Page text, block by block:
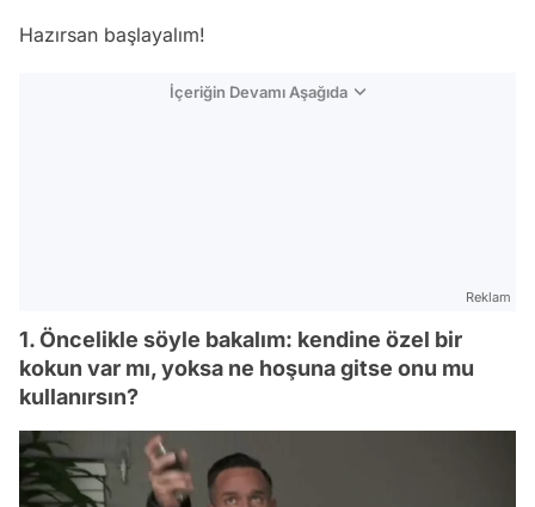
Hazırsan başlayalım!
İçeriğin Devamı Aşağıda
Reklam
1. Öncelikle söyle bakalım: kendine özel bir
kokun var mı, yoksa ne hoşuna gitse onu mu
kullanırsın?